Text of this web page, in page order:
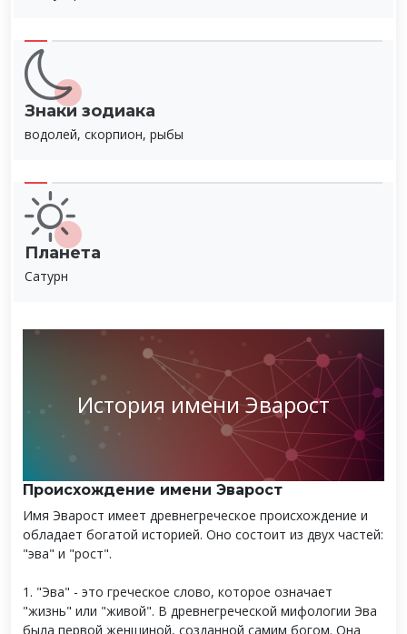
Знаки зодиака
водолей, скорпион, рыбы
Планета
Сатурн
История имени Эварост
Происхождение имени Эварост
Имя Эварост имеет древнегреческое происхождение и
обладает богатой историей. Оно состоит из двух частей:
"эва" и "рост".
1. "Эва" - это греческое слово, которое означает
"жизнь" или "живой". В древнегреческой мифологии Эва
была первой женщиной, созданной самим богом. Она